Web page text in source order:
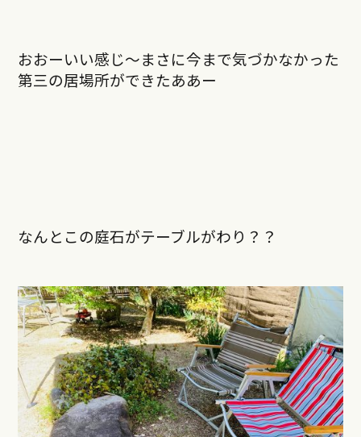
おおーいい感じ〜まさに今まで気づかなかった
第三の居場所ができたああー
なんとこの庭石がテーブルがわり？？